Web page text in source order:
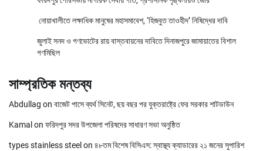
নোয়াখালীতে লক্ষাধিক মানুষের মহাসমাবেশ, ‘হিজবুত তাওহীদ’ নিষিদ্ধের দাবি
জুলাই সনদ ও গণভোটের রায় বাস্তবায়নের দাবিতে দিনাজপুরে জামায়াতের বিশাল
গণমিছিল
সাম্প্রতিক মন্তব্য
Abdullag on বাজেট পাসে ব্যর্থ সিনেট, ছয় বছর পর যুক্তরাষ্ট্রে ফের সরকার শাটডাউন
Kamal on ফরিদপুর সদর উপজেলা পরিষদের সাধারণ সভা অনুষ্ঠিত
types stainless steel on ৪৮তম বিশেষ বিসিএস: স্বাস্থ্য ক্যাডারের ২১ জনের সুপারিশ